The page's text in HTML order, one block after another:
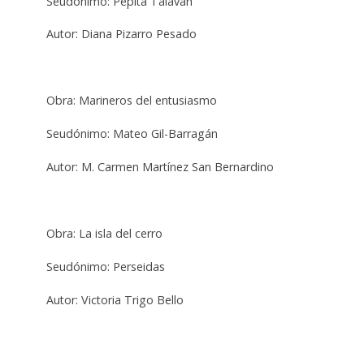
Autor: Diana Pizarro Pesado
Obra: Marineros del entusiasmo
Seudónimo: Mateo Gil-Barragán
Autor: M. Carmen Martínez San Bernardino
Obra: La isla del cerro
Seudónimo: Perseidas
Autor: Victoria Trigo Bello